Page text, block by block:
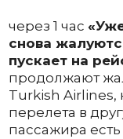
через 1 час
снова
пускает на
продолжают
Turkish Airlines,
перелета в
пассажира есть